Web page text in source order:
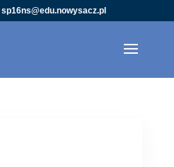
sp16ns@edu.nowysacz.pl